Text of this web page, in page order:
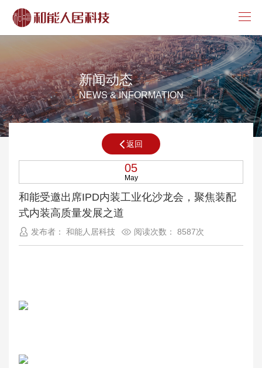
新闻动态
NEWS & INFORMATION
返回
05
May
和能受邀出席IPD内装工业化沙龙会，聚焦装配
式内装高质量发展之道
发布者： 和能人居科技 阅读次数： 8587次